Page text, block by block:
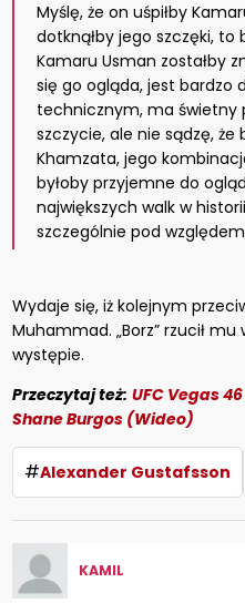
Myślę, że on uśpiłby
dotknąłby jego szczęki, to
Kamaru Usman zostałby
się go ogląda, jest bardzo
technicznym, ma świetny
szczycie, ale nie sądzę,
Khamzata, jego
byłoby przyjemne do
największych walk w
szczególnie pod
Wydaje się, iż kolejnym
Muhammad. „Borz” rzucił
występie.
Przeczytaj też: UFC Vegas
Shane Burgos (Wideo)
#Alexander Gustafsson
KAMIL